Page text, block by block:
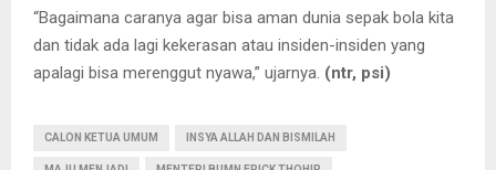
“Bagaimana caranya agar bisa aman dunia sepak bola kita
dan tidak ada lagi kekerasan atau insiden-insiden yang
apalagi bisa merenggut nyawa,” ujarnya. (ntr, psi)
CALON KETUA UMUM INSYA ALLAH DAN BISMILAH